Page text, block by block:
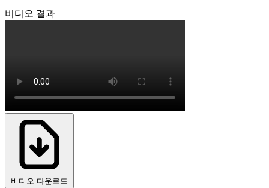
비디오 결과
비디오 다운로드